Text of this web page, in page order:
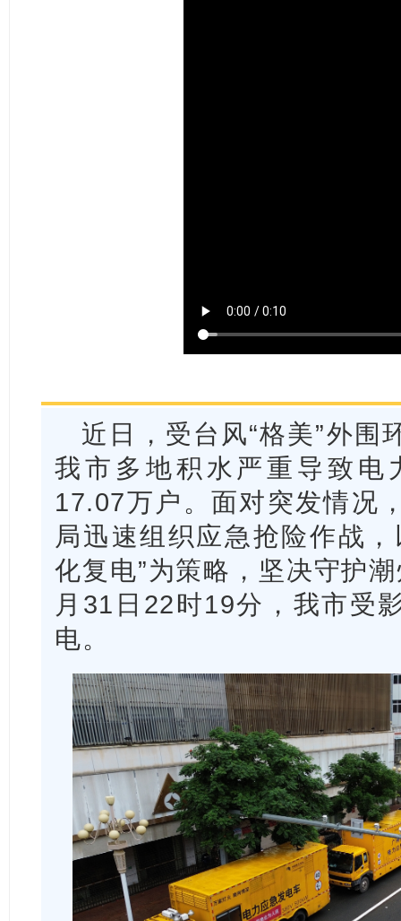
近日，受台风“格美”外围
我市多地积水严重导致电
17.07万户。面对突发情况
局迅速组织应急抢险作战
化复电”为策略，坚决守护
月31日22时19分，我市受
电。